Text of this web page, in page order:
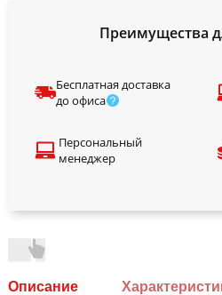
Преимущества
Бесплатная доставка
до офиса
Персональный
менеджер
Описание